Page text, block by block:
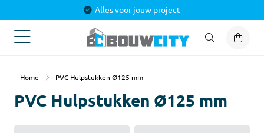
Alles voor jouw project
Home PVC Hulpstukken Ø125 mm
PVC Hulpstukken Ø125 mm